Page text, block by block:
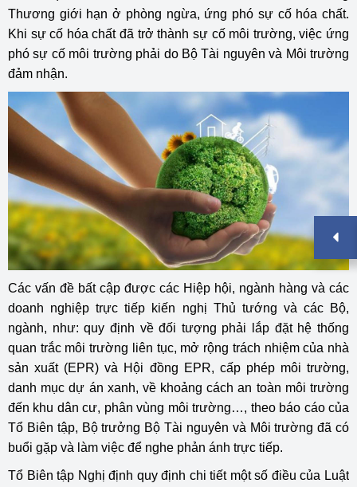
Thương giới hạn ở phòng ngừa, ứng phó sự cố hóa chất.
Khi sự cố hóa chất đã trở thành sự cố môi trường, việc ứng
phó sự cố môi trường phải do Bộ Tài nguyên và Môi trường
đảm nhận.
Các vấn đề bất cập được các Hiệp hội, ngành hàng và các
doanh nghiệp trực tiếp kiến nghị Thủ tướng và các Bộ,
ngành, như: quy định về đối tượng phải lắp đặt hệ thống
quan trắc môi trường liên tục, mở rộng trách nhiệm của nhà
sản xuất (EPR) và Hội đồng EPR, cấp phép môi trường,
danh mục dự án xanh, về khoảng cách an toàn môi trường
đến khu dân cư, phân vùng môi trường…, theo báo cáo của
Tổ Biên tập, Bộ trưởng Bộ Tài nguyên và Môi trường đã có
buổi gặp và làm việc để nghe phản ánh trực tiếp.
Tổ Biên tập Nghị định quy định chi tiết một số điều của Luật